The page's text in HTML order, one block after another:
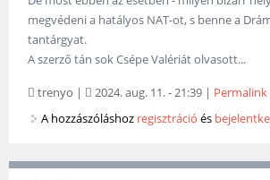
megvédeni a hatályos NAT-ot, s benne a
tantárgyat.
A szerző tán sok Csépe Valériát olvasott...
trenyo | 2024. aug. 11. - 21:39 | Permalink
A hozzászóláshoz regisztráció és